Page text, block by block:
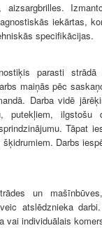
iekārtas,
specifikācijas.
parasti
maiņās pēc
Darba vidē
putekļiem, ilgstošu
Tāpat
Darbs
un
atslēdznieka
vai individuālais